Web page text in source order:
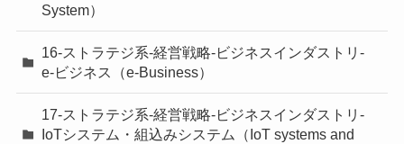
System）
16-ストラテジ系-経営戦略-ビジネスインダストリ-
e-ビジネス（e-Business）
17-ストラテジ系-経営戦略-ビジネスインダストリ-
IoTシステム・組込みシステム（IoT systems and